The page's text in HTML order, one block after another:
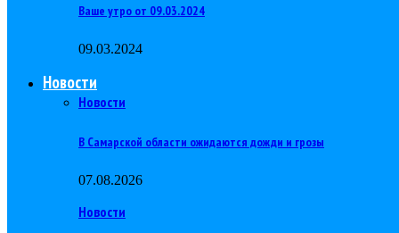
Ваше утро от 09.03.2024
09.03.2024
Новости
Новости
В Самарской области ожидаются дожди и грозы
07.08.2026
Новости